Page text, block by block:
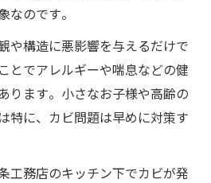
なのです​。
や構造に悪影響を与えるだけで
とでアレルギーや喘息などの健
ります​。小さなお子様や高齢の
特に、カビ問題は早めに対策す
工務店のキッチン下でカビが発